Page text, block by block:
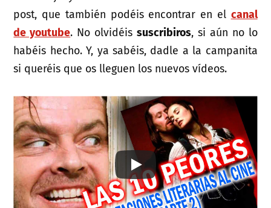
post, que también podéis encontrar en el canal
de youtube. No olvidéissuscribiros, si aún no lo
habéis hecho. Y, ya sabéis, dadle a la campanita
si queréis que os lleguen los nuevos vídeos.